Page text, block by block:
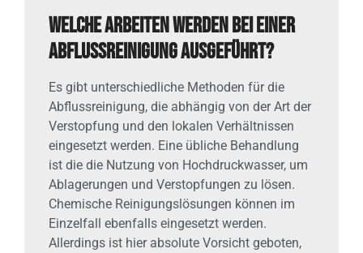
Welche Arbeiten werden bei einer
Abflussreinigung ausgeführt?
Es gibt unterschiedliche Methoden für die
Abflussreinigung, die abhängig von der Art der
Verstopfung und den lokalen Verhältnissen
eingesetzt werden. Eine übliche Behandlung
ist die die Nutzung von Hochdruckwasser, um
Ablagerungen und Verstopfungen zu lösen.
Chemische Reinigungslösungen können im
Einzelfall ebenfalls eingesetzt werden.
Allerdings ist hier absolute Vorsicht geboten,